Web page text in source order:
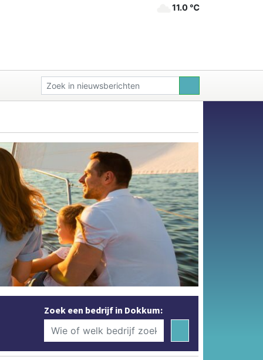
11.0 ℃
Zoek een bedrijf in Dokkum: